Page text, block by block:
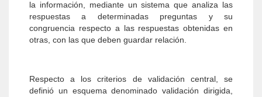
la información, mediante un sistema que analiza las
respuestas a determinadas preguntas y su
congruencia respecto a las respuestas obtenidas en
otras, con las que deben guardar relación.
Respecto a los criterios de validación central, se
definió un esquema denominado validación dirigida,